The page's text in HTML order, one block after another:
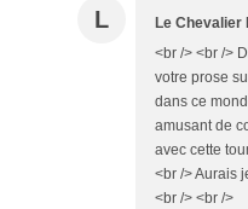
L Le Chevalier
<br /> <br />
votre prose
dans ce
amusant de
avec cette
<br /> Aurais
<br /> <br />